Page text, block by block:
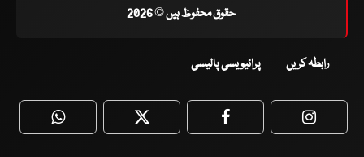
حقوق محفوظ ہیں © 2026
رابطہ کریں پرائیویسی پالیسی
WhatsApp Twitter Facebook